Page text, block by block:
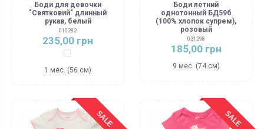
Боди для девочки
"Святковий" длинный
рукав, белый
010282
235,00 грн
Белый
1 мес. (56 см)
Боди летний
однотонный БД59б
(100% хлопок супрем),
розовый
031298
185,00 грн
9 мес. (74 см)
SALE SALE